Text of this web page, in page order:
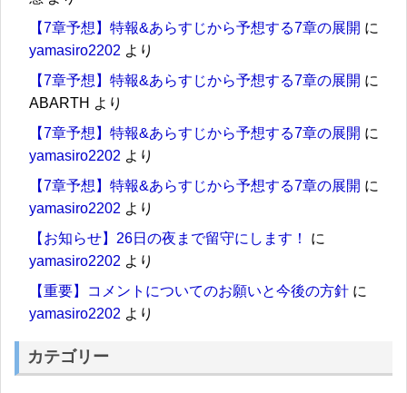
【7章予想】特報&あらすじから予想する7章の展開 に
yamasiro2202 より
【7章予想】特報&あらすじから予想する7章の展開 に
ABARTH より
【7章予想】特報&あらすじから予想する7章の展開 に
yamasiro2202 より
【7章予想】特報&あらすじから予想する7章の展開 に
yamasiro2202 より
【お知らせ】26日の夜まで留守にします！
に
yamasiro2202 より
【重要】コメントについてのお願いと今後の方針 に
yamasiro2202 より
カテゴリー